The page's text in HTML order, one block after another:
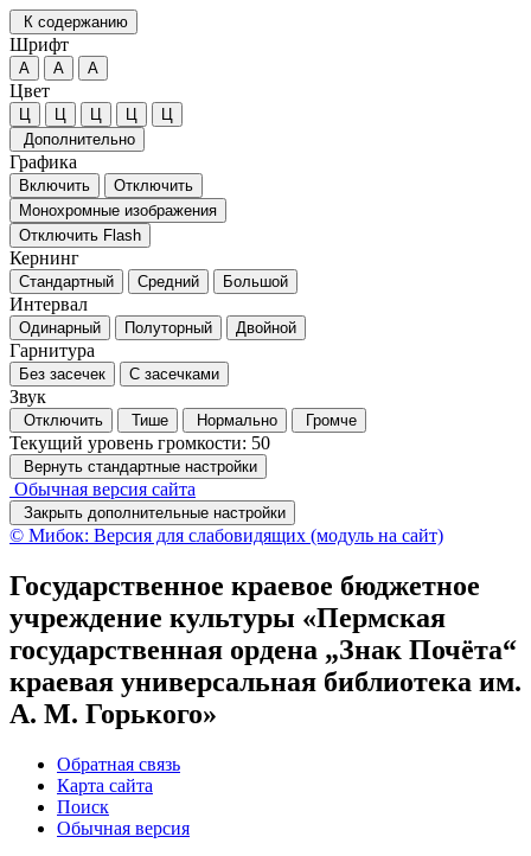
К содержанию
Шрифт
А А А
Цвет
Ц Ц Ц Ц
Ц
Дополнительно
Графика
Включить
Отключить
Монохромные изображения
Отключить Flash
Кернинг
Стандартный Средний Большой
Интервал
Одинарный Полуторный Двойной
Гарнитура
Без засечек С засечками
Звук
Отключить Тише Нормально Громче
Текущий уровень громкости: 50
Вернуть стандартные настройки
Обычная версия сайта
Закрыть дополнительные настройки
© Мибок: Версия для слабовидящих (модуль на сайт)
Государственное краевое бюджетное
учреждение культуры «Пермская
государственная ордена „Знак Почёта“
краевая универсальная библиотека им.
А. М. Горького»
Обратная связь
Карта сайта
Поиск
Обычная версия